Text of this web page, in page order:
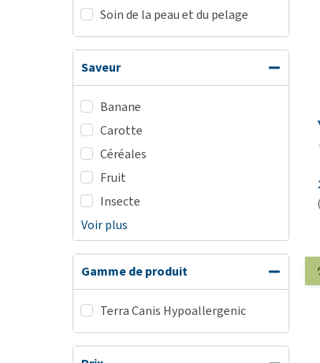
Soin de la peau et du pelage
Saveur
Banane
Carotte
Céréales
Fruit
Insecte
Voir plus
Gamme de produit
Terra Canis Hypoallergenic